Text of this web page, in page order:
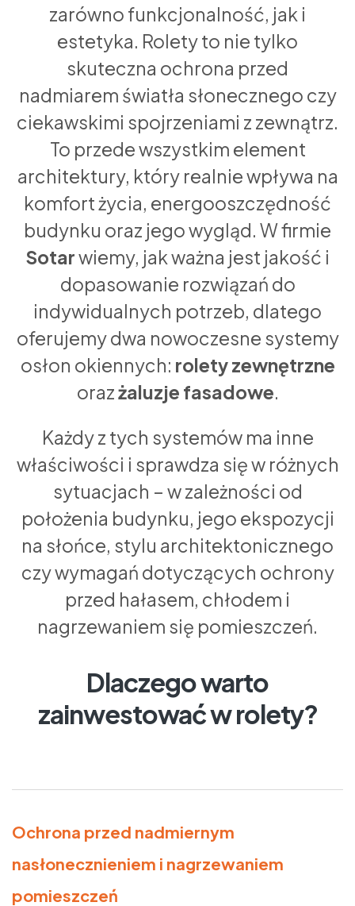
zarówno funkcjonalność, jak i
estetyka. Rolety to nie tylko
skuteczna ochrona przed
nadmiarem światła słonecznego czy
ciekawskimi spojrzeniami z zewnątrz.
To przede wszystkim element
architektury, który realnie wpływa na
komfort życia, energooszczędność
budynku oraz jego wygląd. W firmie
Sotarwiemy, jak ważna jest jakość i
dopasowanie rozwiązań do
indywidualnych potrzeb, dlatego
oferujemy dwa nowoczesne systemy
osłon okiennych: rolety zewnętrzne
orazżaluzje fasadowe.
Każdy z tych systemów ma inne
właściwości i sprawdza się w różnych
sytuacjach – w zależności od
położenia budynku, jego ekspozycji
na słońce, stylu architektonicznego
czy wymagań dotyczących ochrony
przed hałasem, chłodem i
nagrzewaniem się pomieszczeń.
Dlaczego warto
zainwestować w rolety?
Ochrona przed nadmiernym
nasłonecznieniem i nagrzewaniem
pomieszczeń